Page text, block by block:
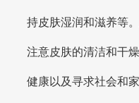
持皮肤湿润和滋养等
注意皮肤的清洁和干
健康以及寻求社会和